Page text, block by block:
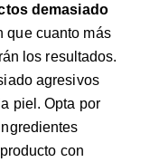
demasiado
que cuanto más
los resultados.
agresivos
piel. Opta por
con